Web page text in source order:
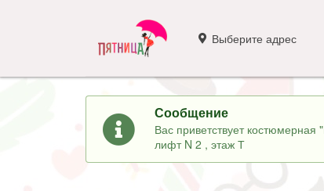
Выберите адрес
Сообщение
Вас приветствует
лифт N 2 , этаж Т